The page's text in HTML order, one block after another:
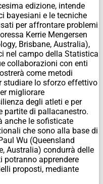
edizione, intende
bayesiani e le tecniche
per affrontare problemi
Kerrie Mengersen
Brisbane, Australia),
nel campo della Statistica
collaborazioni con enti
come metodi
studiare lo sforzo effettivo
migliorare
degli atleti e per
partite di pallacanestro.
anche le sofisticate
che sono alla base di
Wu (Queensland
Australia) condurrà delle
potranno apprendere
proposti, mediante